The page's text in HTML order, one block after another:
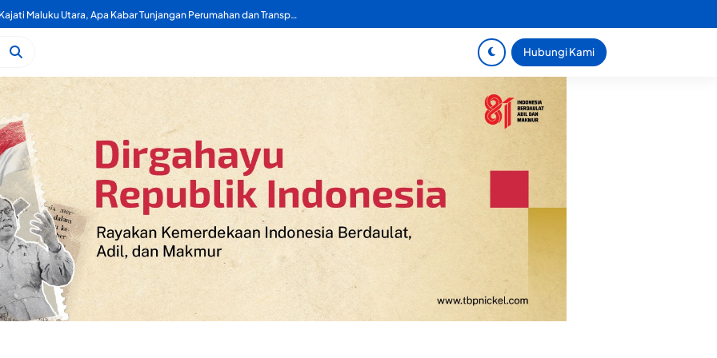
Selamat Datang Pak Kajati Maluku Utara, Apa Kabar Tunjangan Perumahan dan Transportasi DPRD Provinsi Maluku Utara?
Polisi Nyaris Bentrok di Mapolres Morotai
Hubungi Kami